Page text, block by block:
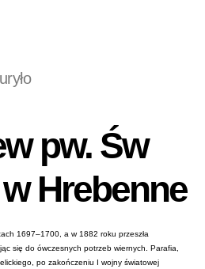
pw. Św
w Hrebenne
1697–1700, a w 1882 roku przeszła
się do ówczesnych potrzeb wiernych. Parafia,
po zakończeniu I wojny światowej